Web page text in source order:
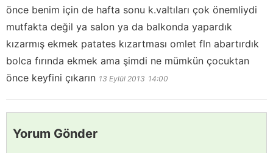
önce benim için de hafta sonu k.valtıları çok önemliydi
mutfakta değil ya salon ya da balkonda yapardık
kızarmış ekmek patates kızartması omlet fln abartırdık
bolca fırında ekmek ama şimdi ne mümkün çocuktan
önce keyfini çıkarın 13 Eylül 2013 14:00
Yorum Gönder